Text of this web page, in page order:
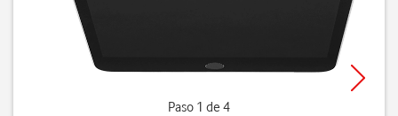
Paso 1 de 4